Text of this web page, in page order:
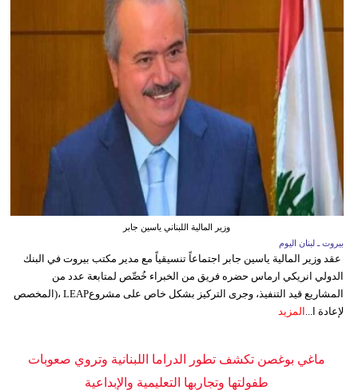
وزير المالية اللبناني ياسين جابر
بيروت ـ لبنان اليوم
عقد وزير المالية ياسين جابر اجتماعاً تنسيقياً مع مدير مكتب بيروت في البنك
الدولي انريكي ارماس حضره فريق من الخبراء خُصِّص لمتابعة عدد من
المشاريع قيد التنفيذ، وجرى التركيز بشكل خاص على مشروعLEAP ،(المخصص
لإعادة ا...
المزيد
ماغي بوغصن تكشف تطور الدراما اللبنانية وتروي صعوبات
طفولتها وتجاربها التعليمية والإبداعية